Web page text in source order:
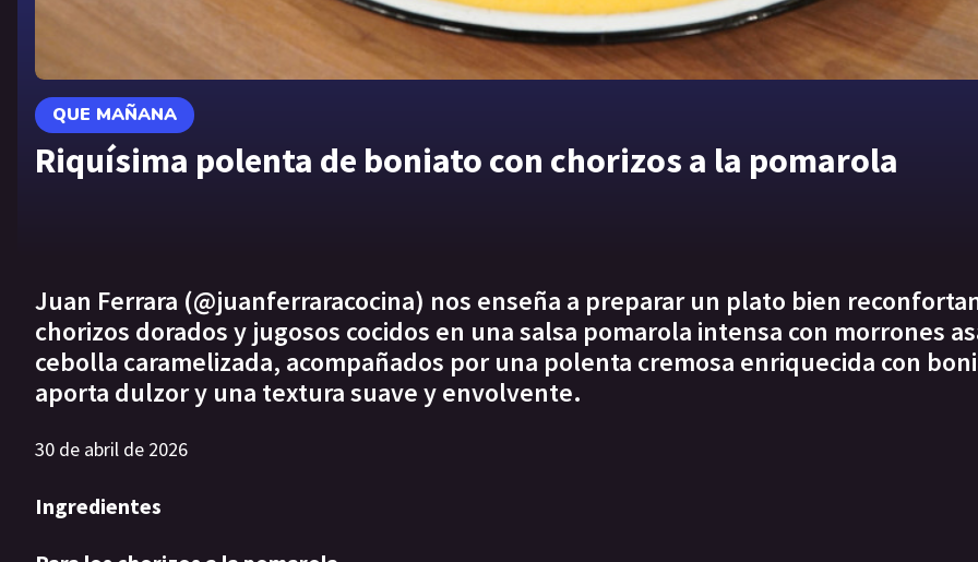
QUE MAÑANA
Riquísima polenta de boniato con chorizos a la pomarola
Juan Ferrara (@juanferraracocina) nos enseña a preparar un plato bien
chorizos dorados y jugosos cocidos en una salsa pomarola intensa con morrones
cebolla caramelizada, acompañados por una polenta cremosa enriquecida con
aporta dulzor y una textura suave y envolvente.
30 de abril de 2026
Ingredientes